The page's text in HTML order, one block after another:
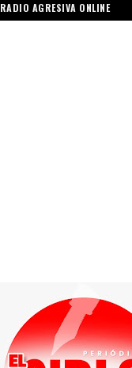
RADIO AGRESIVA ONLINE